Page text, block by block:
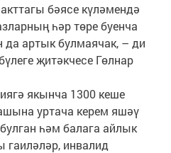
бәясе күләмендә
һәр төре буенча
да артык булмаячак, – ди
җитәкчесе Гөлнар
якынча 1300 кеше
уртача керем яшәү
һәм балага айлык
гаиләләр, инвалид